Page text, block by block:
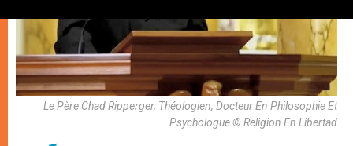
Le Père Chad Ripperger, Théologien, Docteur En Philosophie Et
Psychologue © Religion En Libertad